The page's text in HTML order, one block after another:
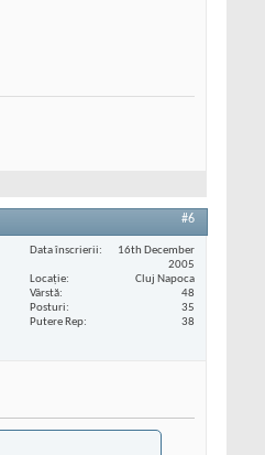
#6
Data înscrierii
16th December
2005
Locaţie
Cluj Napoca
Vârstă
48
Posturi
35
Putere Rep
38